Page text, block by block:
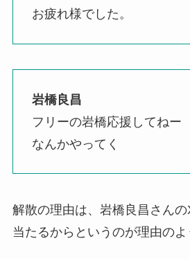
お疲れ様でした。
岩橋良昌
フリーの岩橋応援してねー
なんかやってく
解散の理由は、岩橋良昌さん
当たるからというのが理由のよ